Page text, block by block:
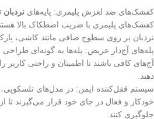
کفشک‌های ضد لغزش پلیمری: پایه‌های نردبان تاشو 2/8
کفشک‌های پلیمری با ضریب اصطکاک بالا
نردبان بر روی سطوح صافی مانند کاشی،
پله‌های آج‌دار عریض: پله‌ها به گونه‌ای
آج‌های کافی باشند تا اطمینان و راحتی کاربر
دهند.
سیستم قفل‌کننده ایمن: در مدل‌های
خودکار و فعال در جای خود قرار می‌گیرند تا
جلوگیری کنند.